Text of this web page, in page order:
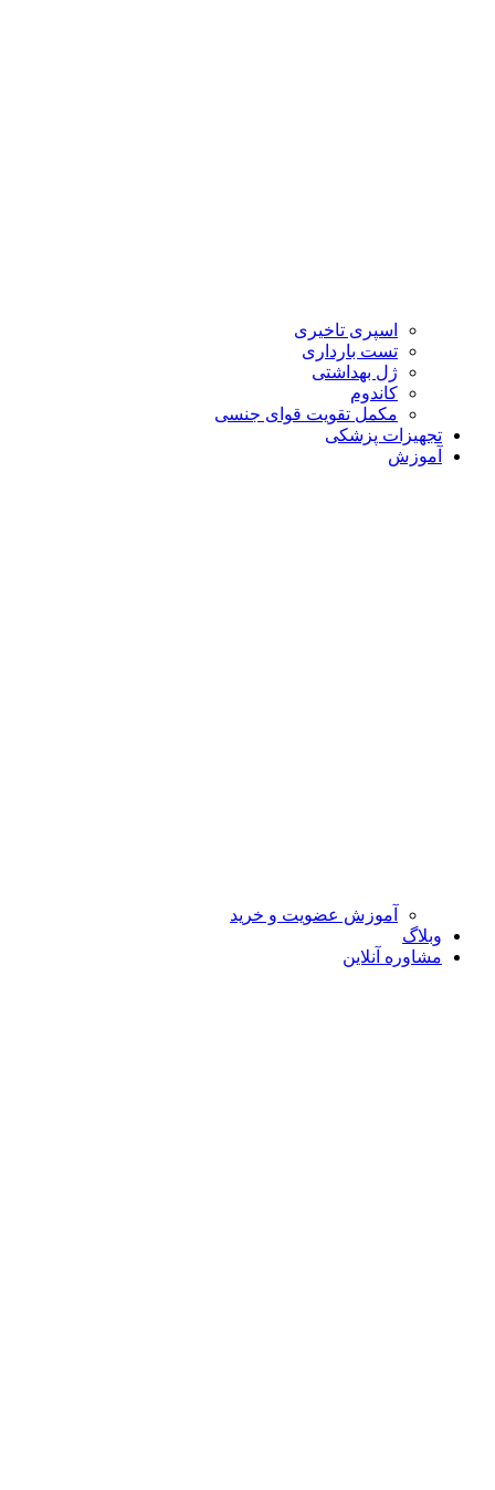
اسپری تاخیری
تست بارداری
ژل بهداشتی
کاندوم
مکمل تقویت قوای جنسی
تجهیزات پزشکی
آموزش
آموزش عضویت و خرید
وبلاگ
مشاوره آنلاین